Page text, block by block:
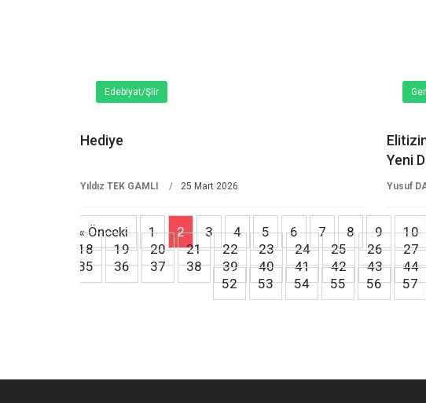
Edebiyat/Şiir
Hediye
Yıldız TEK GAMLI 25 Mart 2026
Yeni
Yusuf
« Önceki 1 2 3 4 5 6 7 8 9 10
18
19 20 21 22 23 24 25 26 27
35
36 37 38 39 40 41 42 43 44
52
53 54 55 56 57